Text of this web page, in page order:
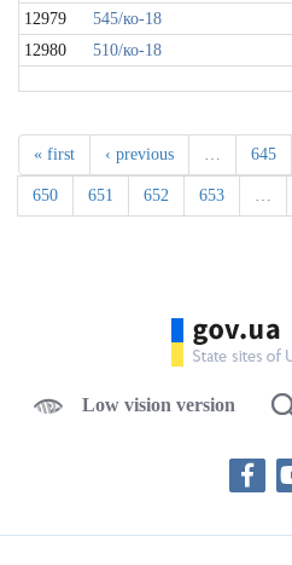
12979
545/ко-18
12980
510/ко-18
« first ‹ previous … 645
650 651 652 653 …
Low vision version